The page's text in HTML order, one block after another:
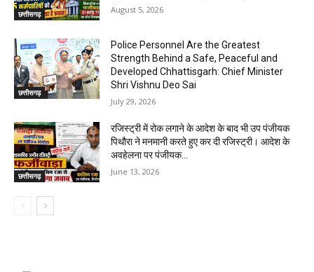
छत्तीसगढ़ August 5, 2026
छत्तीसगढ़
Police Personnel Are the Greatest
Strength Behind a Safe, Peaceful and
Developed Chhattisgarh: Chief Minister
Shri Vishnu Deo Sai
July 29, 2026
छत्तीसगढ़
रजिस्ट्री में रोक लगाने के आदेश के बाद भी उप पंजीयक
पिथौरा ने मनमानी करते हुए कर दी रजिस्ट्री। आदेश के
अवहेलना पर पंजीयक...
June 13, 2026